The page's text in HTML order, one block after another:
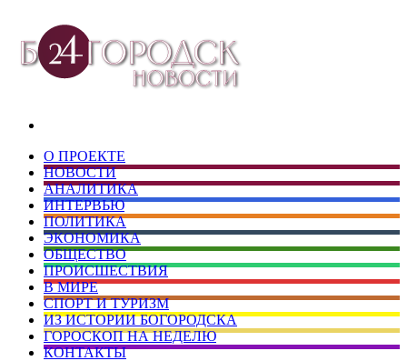
О ПРОЕКТЕ
НОВОСТИ
АНАЛИТИКА
ИНТЕРВЬЮ
ПОЛИТИКА
ЭКОНОМИКА
ОБЩЕСТВО
ПРОИСШЕСТВИЯ
В МИРЕ
СПОРТ И ТУРИЗМ
ИЗ ИСТОРИИ БОГОРОДСКА
ГОРОСКОП НА НЕДЕЛЮ
КОНТАКТЫ